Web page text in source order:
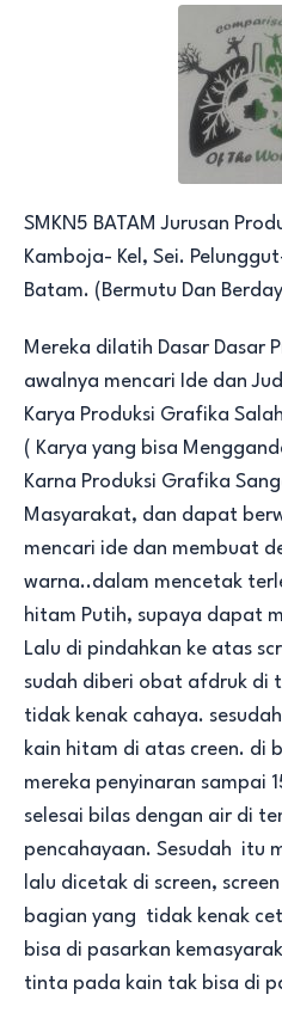
SMKN5 BATAM Jurusan
Kamboja- Kel, Sei.
Batam. (Bermutu Dan
Mereka dilatih Dasar Dasar
awalnya mencari Ide dan
Karya Produksi Grafika
( Karya yang bisa
Karna Produksi Grafika
Masyarakat, dan dapat
mencari ide dan membuat
warna..dalam mencetak
hitam Putih, supaya dapat
Lalu di pindahkan ke atas
sudah diberi obat afdruk di
tidak kenak cahaya.
kain hitam di atas creen. di
mereka penyinaran sampai
selesai bilas dengan air di
pencahayaan. Sesudah itu
lalu dicetak di screen,
bagian yang tidak kenak
bisa di pasarkan
tinta pada kain tak bisa di